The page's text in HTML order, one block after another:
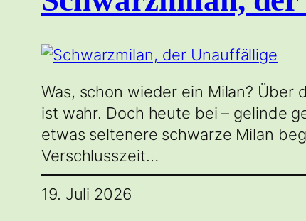
Was, schon wieder ein Milan?
ist wahr. Doch heute bei – gelinde
etwas seltenere schwarze Milan
Verschlusszeit…
19. Juli 2026